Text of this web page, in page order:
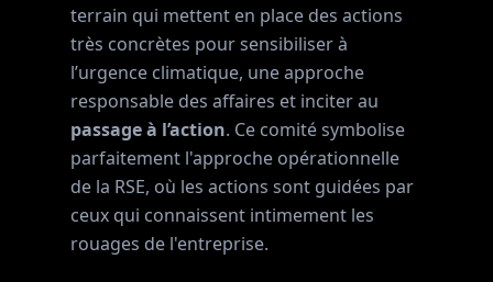
terrain qui mettent en place des actions
très concrètes pour sensibiliser à
l’urgence climatique, une approche
responsable des affaires et inciter au
passage à l’action. Ce comité symbolise
parfaitement l'approche opérationnelle
de la RSE, où les actions sont guidées par
ceux qui connaissent intimement les
rouages de l'entreprise.